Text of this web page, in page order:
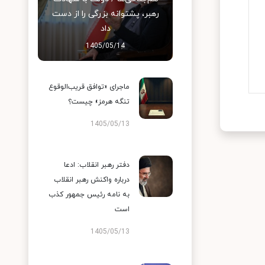
رهبر، پشتوانه بزرگی را از دست
داد
1405/05/14
ماجرای «توافق قریب‌الوقوع
تنگه هرمز» چیست؟
1405/05/13
دفتر رهبر انقلاب: ادعا
درباره واکنش رهبر انقلاب
به نامه رئیس جمهور کذب
است
1405/05/13